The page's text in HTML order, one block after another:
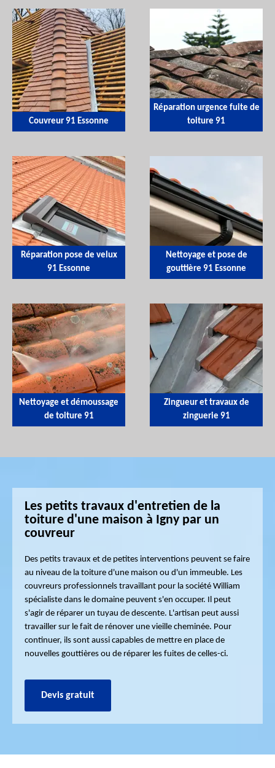
Couvreur 91 Essonne
Réparation urgence fuite de
toiture 91
Réparation pose de velux
91 Essonne
Nettoyage et pose de
gouttière 91 Essonne
Nettoyage et démoussage
de toiture 91
Zingueur et travaux de
zinguerie 91
Les petits travaux d'entretien de la
toiture d'une maison à Igny par un
couvreur
Des petits travaux et de petites interventions peuvent se faire
au niveau de la toiture d'une maison ou d'un immeuble. Les
couvreurs professionnels travaillant pour la société William
spécialiste dans le domaine peuvent s'en occuper. Il peut
s'agir de réparer un tuyau de descente. L'artisan peut aussi
travailler sur le fait de rénover une vieille cheminée. Pour
continuer, ils sont aussi capables de mettre en place de
nouvelles gouttières ou de réparer les fuites de celles-ci.
Devis gratuit